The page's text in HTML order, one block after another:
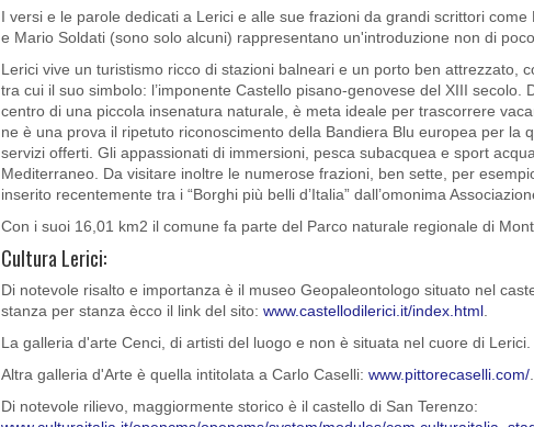
I versi e le parole dedicati a Lerici e alle sue frazioni da grandi scrittori
e Mario Soldati (sono solo alcuni) rappresentano un'introduzione non di
Lerici vive un turistismo ricco di stazioni balneari e un porto ben attrezzato,
tra cui il suo simbolo: l’imponente Castello pisano-genovese del XIII secolo.
centro di una piccola insenatura naturale, è meta ideale per trascorrere
ne è una prova il ripetuto riconoscimento della Bandiera Blu europea per la
servizi offerti. Gli appassionati di immersioni, pesca subacquea e sport
Mediterraneo. Da visitare inoltre le numerose frazioni, ben sette, per
inserito recentemente tra i “Borghi più belli d’Italia” dall’omonima
Con i suoi 16,01 km2 il comune fa parte del Parco naturale regionale di
Cultura Lerici:
Di notevole risalto e importanza è il museo Geopaleontologo situato nel
stanza per stanza ècco il link del sito: www.castellodilerici.it/index.html
La galleria d'arte Cenci, di artisti del luogo e non è situata nel cuore di
Altra galleria d'Arte è quella intitolata a Carlo Caselli: www.pittorecaselli.com/
Di notevole rilievo, maggiormente storico è il castello di San Terenzo: